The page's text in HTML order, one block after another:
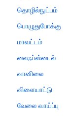
தொழில்நுட்பம்
பொழுதுபோக்கு
மாவட்டம்
லைஃப்ஸ்டைல்
வானிலை
விளையாட்டு
வேலை வாய்ப்பு